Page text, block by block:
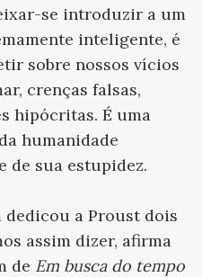
se introduzir a um
inteligente, é
sobre nossos vícios
crenças falsas,
hipócritas. É uma
humanidade
de sua estupidez.
dedicou a Proust dois
assim dizer, afirma
de Em busca do tempo